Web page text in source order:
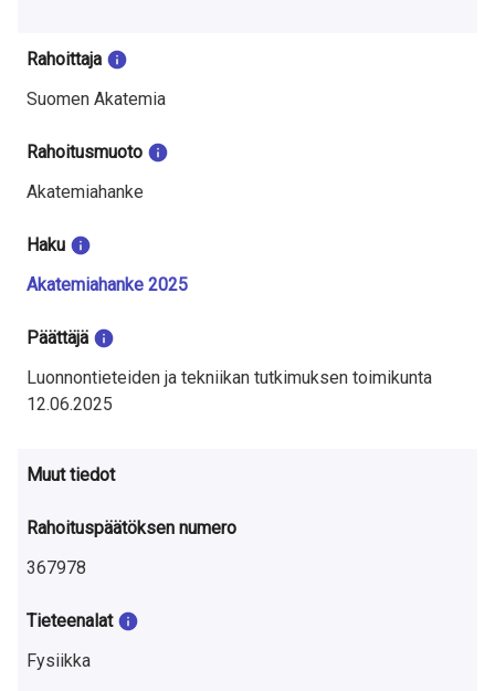
S
u
o
m
e
s
a
Rahoittaja
Suomen Akatemia
Rahoitusmuoto
Akatemiahanke
Haku
Akatemiahanke 2025
Päättäjä
Luonnontieteiden ja tekniikan tutkimuksen toimikunta
12.06.2025
Muut tiedot
Rahoituspäätöksen numero
367978
Tieteenalat
Fysiikka